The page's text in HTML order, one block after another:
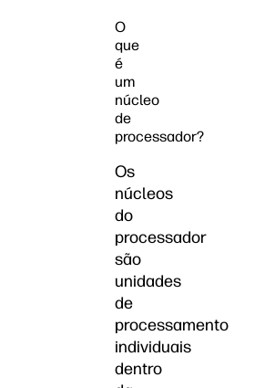
O
que
é
um
núcleo
de
processador?
Os
núcleos
do
processador
são
unidades
de
processamento
individuais
dentro